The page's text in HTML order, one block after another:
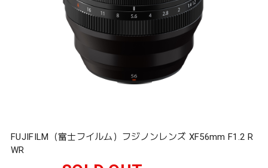
FUJIFILM（富士フイルム）フジノンレンズ XF56mm F1.2 R
WR